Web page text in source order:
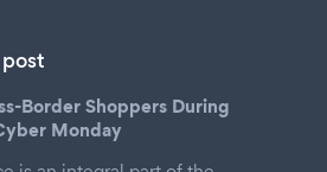
Border Shoppers During
Monday